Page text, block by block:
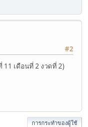
#2
11 เดือนที่ 2 งวดที่ 2)
การกระทำของผู้ใช้